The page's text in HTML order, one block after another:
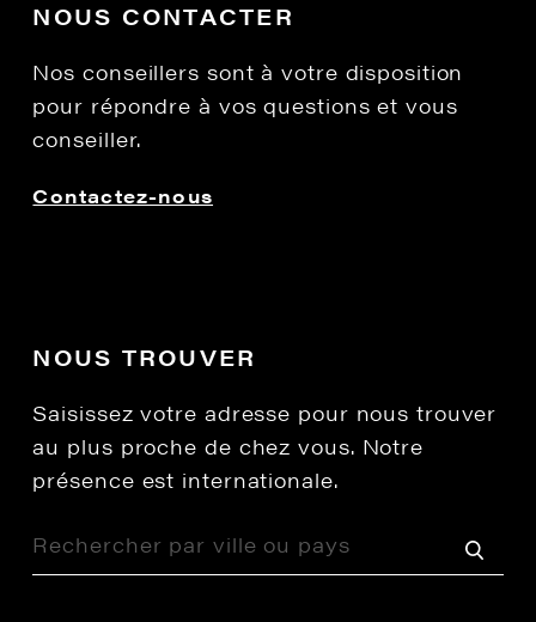
NOUS CONTACTER
Nos conseillers sont à votre disposition
pour répondre à vos questions et vous
conseiller.
Contactez-nous
NOUS TROUVER
Saisissez votre adresse pour nous trouver
au plus proche de chez vous. Notre
présence est internationale.